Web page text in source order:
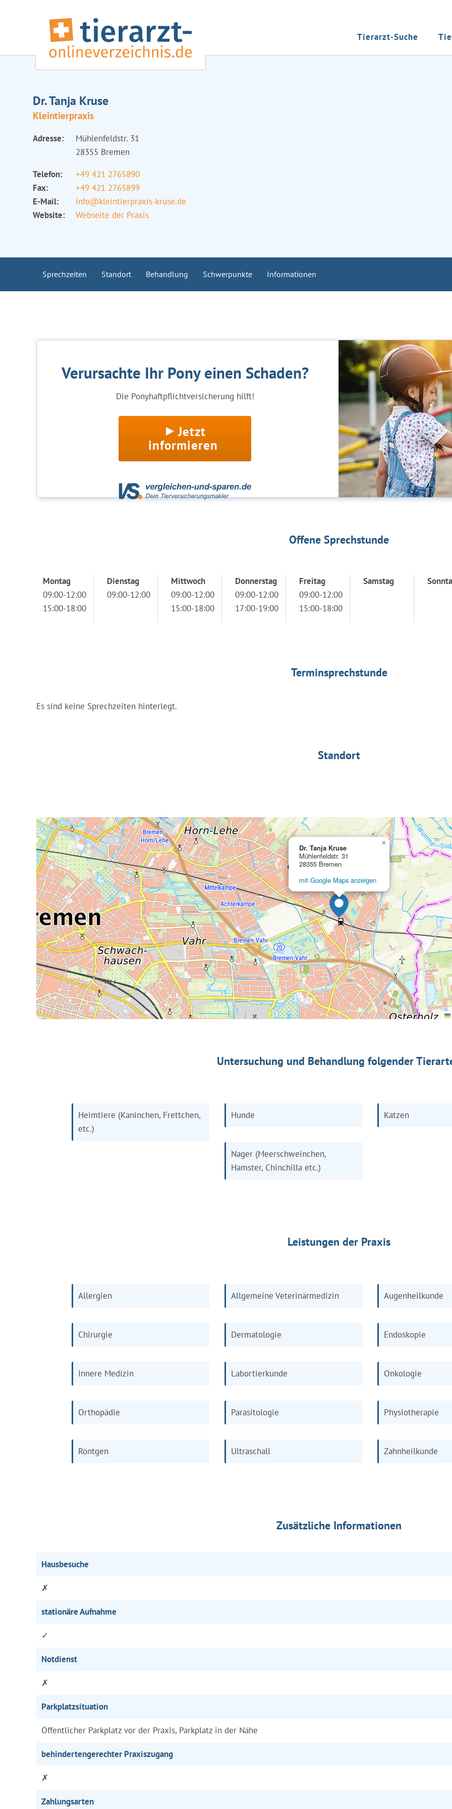
Tierarzt-Suche
Dr. Tanja Kruse
Kleintierpraxis
Adresse:
Mühlenfeldstr. 31
28355 Bremen
Telefon:
+49 421 2765890
Fax:
+49 421 2765899
E-Mail:
info@kleintierpraxis-kruse.de
Website:
Webseite der Praxis
Sprechzeiten Standort Behandlung Schwerpunkte Informationen
Verursachte Ihr Pony einen Schaden?
Die Ponyhaftpflichtversicherung hilft!
Jetzt
informieren
Offene Sprechstunde
Montag
09:00-12:00
15:00-18:00
Dienstag
09:00-12:00
Mittwoch
09:00-12:00
15:00-18:00
Donnerstag
09:00-12:00
17:00-19:00
Freitag
09:00-12:00
15:00-18:00
Samstag
Terminsprechstunde
Es sind keine Sprechzeiten hinterlegt.
Standort
Dr. Tanja Kruse
Mühlenfeldstr. 31
28355 Bremen
mit Google Maps anzeigen
×
Untersuchung und Behandlung folgender
Heimtiere (Kaninchen, Frettchen,
etc.)
Hunde Katzen
Nager (Meerschweinchen,
Hamster, Chinchilla etc.)
Leistungen der Praxis
Allergien Allgemeine Veterinärmedizin Augenheilkunde
Chirurgie Dermatologie Endoskopie
Innere Medizin Labortierkunde Onkologie
Orthopädie Parasitologie Physiotherapie
Röntgen Ultraschall Zahnheilkunde
Zusätzliche Informationen
Hausbesuche
✗
stationäre Aufnahme
✓
Notdienst
✗
Parkplatzsituation
Öffentlicher Parkplatz vor der Praxis, Parkplatz in der Nähe
behindertengerechter Praxiszugang
✗
Zahlungsarten